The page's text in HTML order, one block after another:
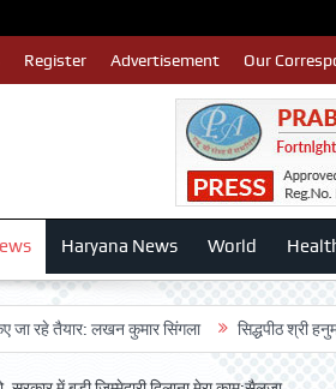
Register Advertisement Our
Haryana News World
लखन कुमार सिंगला सिद्धपीठ श्री हनुमान मंदिर का